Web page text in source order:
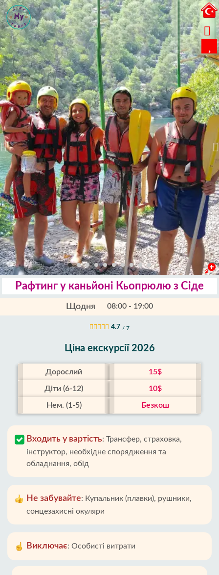
Рафтинг у каньйоні Кьопрюлю з Сіде
Щодня 08:00 - 19:00
4.7 / 7
Ціна екскурсії 2026
Дорослий 15$
Діти (6-12) 10$
Нем. (1-5) Безкош
Входить у вартість: Трансфер, страховка,
інструктор, необхідне спорядження та
обладнання, обід
Не забувайте: Купальник (плавки), рушники,
сонцезахисні окуляри
Виключає: Особисті витрати